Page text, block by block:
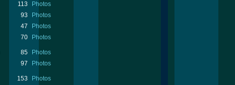
113
Photos
93
Photos
47
Photos
70 Photos
85
Photos
97 Photos
153
Photos